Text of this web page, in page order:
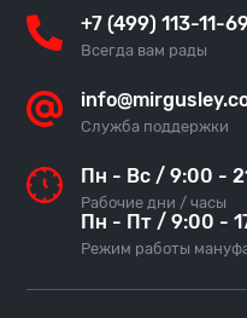
+7 (499) 113-11-
Всегда вам рады
Служба поддержки
Пн - Вс / 9:00 -
Рабочие дни / часы
Пн - Пт / 9:00 -
Режим работы